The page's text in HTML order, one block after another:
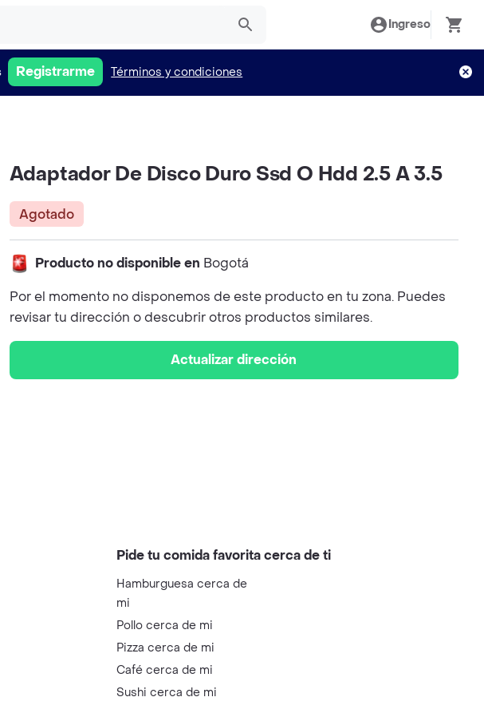
Ingreso
Registrarme Términos y condiciones
Adaptador De Disco Duro Ssd O Hdd 2.5 A 3.5
Agotado
Producto no disponible en Bogotá
Por el momento no disponemos de este producto en tu zona. Puedes
revisar tu dirección o descubrir otros productos similares.
Actualizar dirección
Pide tu comida favorita cerca de ti
Hamburguesa cerca de
mi
Pollo cerca de mi
Pizza cerca de mi
Café cerca de mi
Sushi cerca de mi